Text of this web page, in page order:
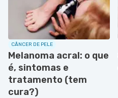
CÂNCER DE PELE
Melanoma acral: o que
é, sintomas e
tratamento (tem
cura?)